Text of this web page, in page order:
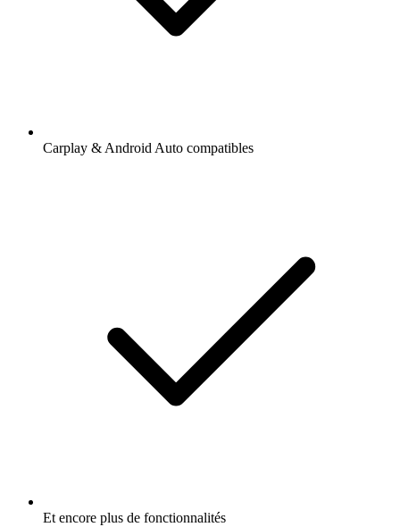
Carplay & Android Auto compatibles
Et encore plus de fonctionnalités